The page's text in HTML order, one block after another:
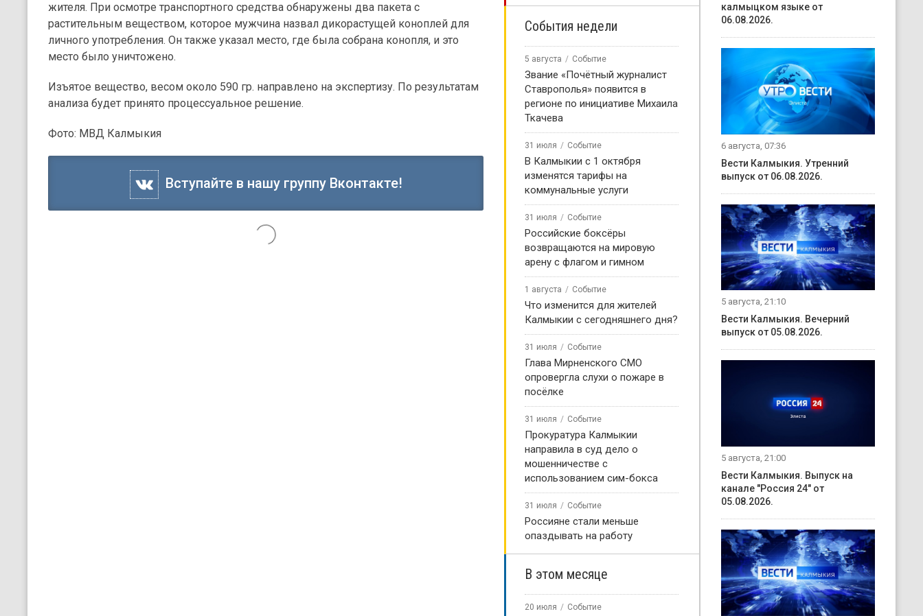
жителя. При осмотре транспортного средства обнаружены два пакета с
растительным веществом, которое мужчина назвал дикорастущей коноплей для
личного употребления. Он также указал место, где была собрана конопля, и это
место было уничтожено.
Изъятое вещество, весом около 590 гр. направлено на экспертизу. По результатам
анализа будет принято процессуальное решение.
Фото: МВД Калмыкия
Вступайте в нашу группу Вконтакте!
События недели
5 августа Событие
Звание «Почётный журналист
Ставрополья» появится в
регионе по инициативе Михаила
Ткачева
31 июля Событие
В Калмыкии с 1 октября
изменятся тарифы на
коммунальные услуги
31 июля Событие
Российские боксёры
возвращаются на мировую
арену с флагом и гимном
1 августа Событие
Что изменится для жителей
Калмыкии с сегодняшнего дня?
31 июля Событие
Глава Мирненского СМО
опровергла слухи о пожаре в
посёлке
31 июля Событие
Прокуратура Калмыкии
направила в суд дело о
мошенничестве с
использованием сим-бокса
31 июля Событие
Россияне стали меньше
опаздывать на работу
В этом месяце
20 июля Событие
калмыцком языке от
06.08.2026.
6 августа, 07:36
Вести Калмыкия. Утренний
выпуск от 06.08.2026.
5 августа, 21:10
Вести Калмыкия. Вечерний
выпуск от 05.08.2026.
5 августа, 21:00
Вести Калмыкия. Выпуск на
канале "Россия 24" от
05.08.2026.